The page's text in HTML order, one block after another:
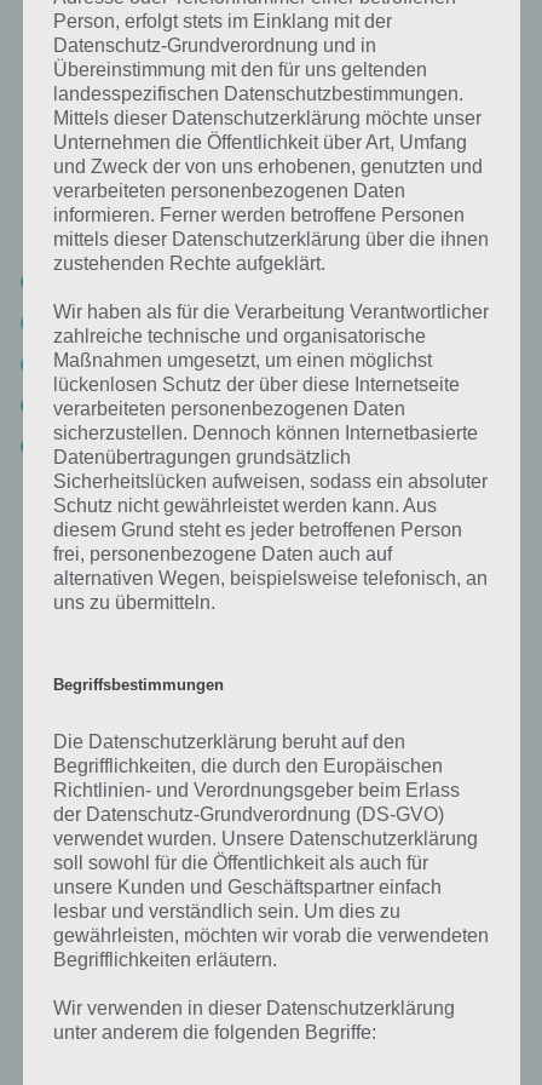
würden wir euch einfach bitte zu den Levels, wo ihr eine Lösung
benötigt einfach einen Kommentar unten zu schreiben. Wir werden
die Lösung zu Montezuma Puzzle schon in den nächsten Tagen
stetig erweitern. Hierunter haben wir auch schonmal die Lösungen
eingeteilt. Da die Level von Montezuma Puzzle sofort
weiterspringen, haben wir bis auf ein Objekt alle Formen
eingetragen.
Überblick über alle Level:
Level 21-40
Level 41-60
Level 61-80
Level 81-100
Montezuma Puzzle Level 1 bis 20 Lösung
Im ersten Bild haben wir die Lösung der Level 1, 2, 3, 4, 5
zusammengefasst. So müssen die Blöcke angeordnet werden, um
Montezuma Puzzle Level 1, 2, 3, 4, 5 Lösung
Die restlichen Lösungen werde schon bald ergänzt. Falls du die
Lösung zu einem bestimmten Level von Montezuma Puzzle wissen
willst, melde dich einfach in den Kommentaren
Person, erfolgt stets im Einklang mit der
Datenschutz-Grundverordnung und in
Übereinstimmung mit den für uns geltenden
landesspezifischen Datenschutzbestimmungen.
Mittels dieser Datenschutzerklärung möchte unser
Unternehmen die Öffentlichkeit über Art, Umfang
und Zweck der von uns erhobenen, genutzten und
verarbeiteten personenbezogenen Daten
informieren. Ferner werden betroffene Personen
mittels dieser Datenschutzerklärung über die ihnen
zustehenden Rechte aufgeklärt.
Wir haben als für die Verarbeitung Verantwortlicher
zahlreiche technische und organisatorische
Maßnahmen umgesetzt, um einen möglichst
lückenlosen Schutz der über diese Internetseite
verarbeiteten personenbezogenen Daten
sicherzustellen. Dennoch können Internetbasierte
Datenübertragungen grundsätzlich
Sicherheitslücken aufweisen, sodass ein absoluter
Schutz nicht gewährleistet werden kann. Aus
diesem Grund steht es jeder betroffenen Person
frei, personenbezogene Daten auch auf
alternativen Wegen, beispielsweise telefonisch, an
uns zu übermitteln.
Begriffsbestimmungen
Die Datenschutzerklärung beruht auf den
Begrifflichkeiten, die durch den Europäischen
Richtlinien- und Verordnungsgeber beim Erlass
der Datenschutz-Grundverordnung (DS-GVO)
verwendet wurden. Unsere Datenschutzerklärung
soll sowohl für die Öffentlichkeit als auch für
unsere Kunden und Geschäftspartner einfach
lesbar und verständlich sein. Um dies zu
gewährleisten, möchten wir vorab die verwendeten
Begrifflichkeiten erläutern.
Wir verwenden in dieser Datenschutzerklärung
unter anderem die folgenden Begriffe: